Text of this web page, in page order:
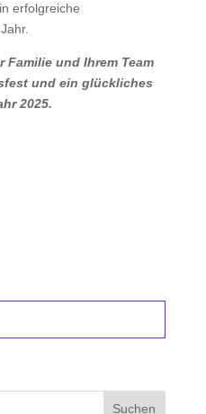
erfolgreiche
Familie und Ihrem Team
und ein glückliches
2025.